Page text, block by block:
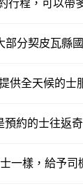
行程，可以帶
部分契皮瓦縣
供全天候的士
預約的士往返
一樣，給予司